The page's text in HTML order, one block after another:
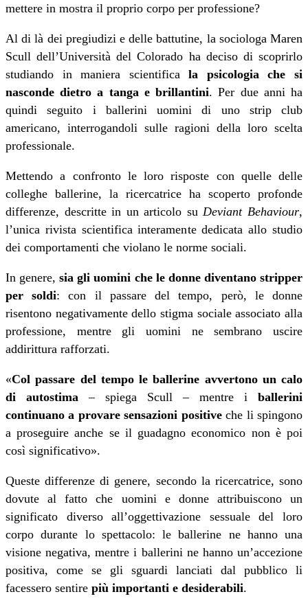
mettere in mostra il proprio corpo per professione?
Al di là dei pregiudizi e delle battutine, la sociologa Maren
Scull dell’Università del Colorado ha deciso di scoprirlo
studiando in maniera scientificala psicologia che si
nasconde dietro a tanga e brillantini. Per due anni ha
quindi seguito i ballerini uomini di uno strip club
americano, interrogandoli sulle ragioni della loro scelta
professionale.
Mettendo a confronto le loro risposte con quelle delle
colleghe ballerine, la ricercatrice ha scoperto profonde
differenze, descritte in un articolo su Deviant Behaviour,
l’unica rivista scientifica interamente dedicata allo studio
dei comportamenti che violano le norme sociali.
In genere,sia gli uomini che le donne diventano stripper
per soldi: con il passare del tempo, però, le donne
risentono negativamente dello stigma sociale associato alla
professione, mentre gli uomini ne sembrano uscire
addirittura rafforzati.
«Col passare del tempo le ballerine avvertono un calo
di autostima – spiega Scull – mentre i ballerini
continuano a provare sensazioni positiveche li spingono
a proseguire anche se il guadagno economico non è poi
così significativo».
Queste differenze di genere, secondo la ricercatrice, sono
dovute al fatto che uomini e donne attribuiscono un
significato diverso all’oggettivazione sessuale del loro
corpo durante lo spettacolo: le ballerine ne hanno una
visione negativa, mentre i ballerini ne hanno un’accezione
positiva, come se gli sguardi lanciati dal pubblico li
facessero sentire più importanti e desiderabili.